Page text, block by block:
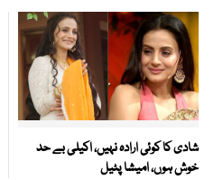
شادی کا کوئی ارادہ نہیں، اکیلی بے حد
خوش ہوں، امیشا پٹیل